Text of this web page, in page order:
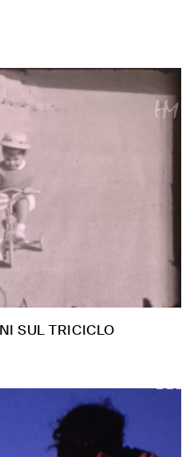
SUL TRICICLO